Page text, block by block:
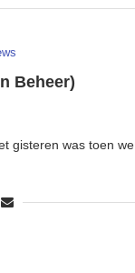
Beheer)
gisteren was toen we